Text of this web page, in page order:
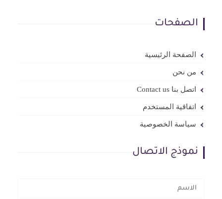
الصفحات
الصفحة الرئيسية
من نحن
اتصل بنا Contact us
اتفاقية المستخدم
سياسة الخصوصية
نموذج الاتصال